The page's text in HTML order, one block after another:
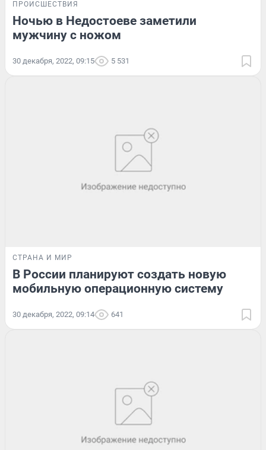
ПРОИСШЕСТВИЯ
Ночью в Недостоеве заметили
мужчину с ножом
30 декабря, 2022, 09:15 5 531
СТРАНА И МИР
В России планируют создать новую
мобильную операционную систему
30 декабря, 2022, 09:14 641